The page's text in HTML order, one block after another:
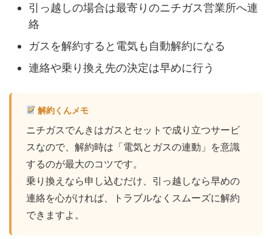
引っ越しの場合は最寄りのニチガス営業所へ連
絡
ガスを解約すると電気も自動解約になる
連絡や乗り換え先の決定は早めに行う
解約くんメモ
ニチガスでんきはガスとセットで成り立つサービ
スなので、解約時は「電気とガスの連動」を意識
するのが最大のコツです。
乗り換えなら申し込むだけ、引っ越しなら早めの
連絡を心がければ、トラブルなくスムーズに解約
できますよ。